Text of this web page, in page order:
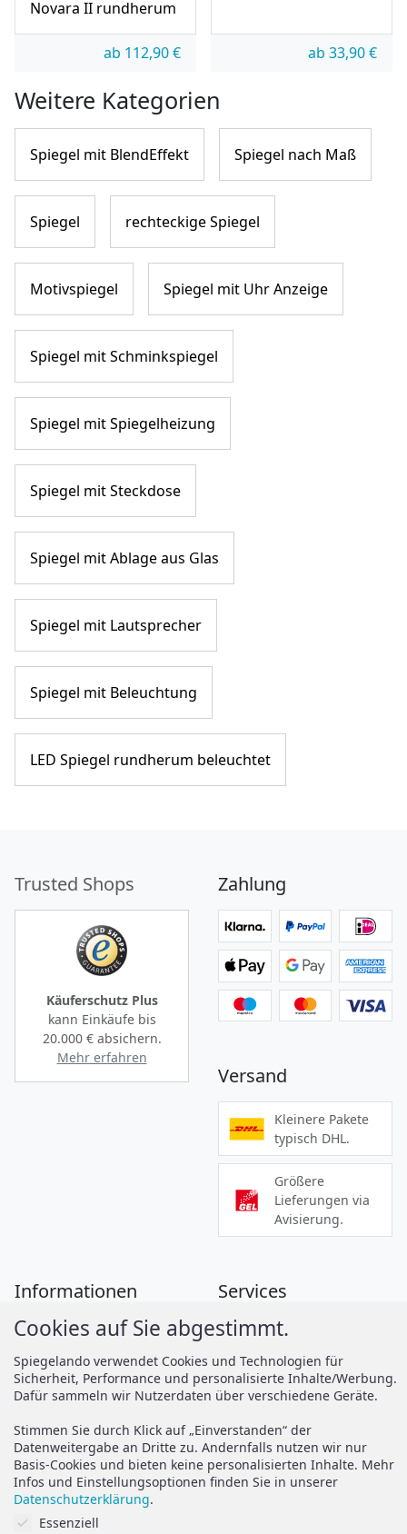
Novara II rundherum
ab 112,90€ ab 33,90€
Weitere Kategorien
Spiegel mit BlendEffekt Spiegel nach Maß
Spiegel rechteckige Spiegel
Motivspiegel Spiegel mit Uhr Anzeige
Spiegel mit Schminkspiegel
Spiegel mit Spiegelheizung
Spiegel mit Steckdose
Spiegel mit Ablage aus Glas
Spiegel mit Lautsprecher
Spiegel mit Beleuchtung
LED Spiegel rundherum beleuchtet
Trusted Shops
Käuferschutz Plus
kann Einkäufe bis
20.000 €absichern.
Mehr erfahren
Zahlung
Versand
Kleinere Pakete
typisch DHL.
Größere
Lieferungen via
Avisierung.
Informationen
Zahlung
Versand
AGB
Vertrag widerrufen
Datenschutz
Impressum
Services
Montageanleitungen
Spiegelando Magazin
Support
Brauchen Sie Hilfe oder
haben Sie Fragen?
Cookies auf Sie abgestimmt.
Spiegelando verwendet Cookies und Technologien für
Sicherheit, Performance und personalisierte Inhalte/Werbung.
Dafür sammeln wir Nutzerdaten über verschiedene Geräte.
Stimmen Sie durch Klick auf „Einverstanden“ der
Datenweitergabe an Dritte zu. Andernfalls nutzen wir nur
Basis-Cookies und bieten keine personalisierten Inhalte. Mehr
Infos und Einstellungsoptionen finden Sie in unserer
Datenschutzerklärung.
Cookies auf Sie abgestimmt.
Essenziell